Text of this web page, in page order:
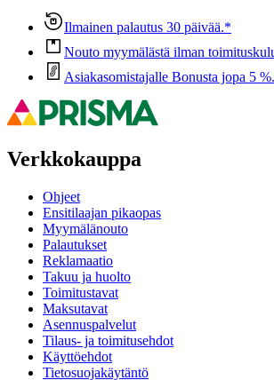
Ilmainen palautus 30 päivää.*
Nouto myymälästä ilman
Asiakasomistajalle Bonusta jopa 5
Verkkokauppa
Ohjeet
Ensitilaajan pikaopas
Myymälänouto
Palautukset
Reklamaatio
Takuu ja huolto
Toimitustavat
Maksutavat
Asennuspalvelut
Tilaus- ja toimitusehdot
Käyttöehdot
Tietosuojakäytäntö